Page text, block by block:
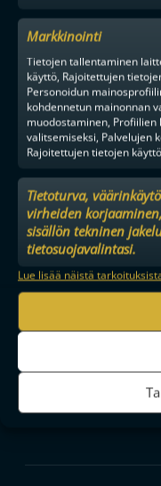
Markkinointi
Tietojen tallentaminen
käyttö, Rajoitettujen
Personoidun
kohdennetun mainonnan
muodostaminen,
valitsemiseksi, Palvelujen
Rajoitettujen tietojen
Tietoturva,
virheiden
sisällön tekninen
tietosuojavalintasi.
Lue lisää näistä